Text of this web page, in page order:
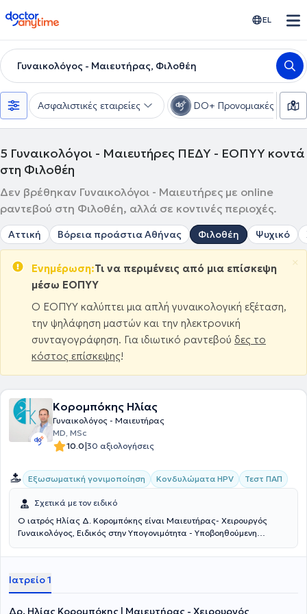
doctoranytime EL
Γυναικολόγος - Μαιευτήρας, Φιλοθέη
Ασφαλιστικές εταιρείες DO+ Προνομιακές τιμές
5 Γυναικολόγοι - Μαιευτήρες ΠΕΔΥ - ΕΟΠΥΥ κοντά
στη Φιλοθέη
Δεν βρέθηκαν Γυναικολόγοι - Μαιευτήρες με online
ραντεβού στη Φιλοθέη, αλλά σε κοντινές περιοχές.
Αττική Βόρεια προάστια Αθήνας Φιλοθέη Ψυχικό
Ενημέρωση:Τι να περιμένεις από μια επίσκεψη
μέσω ΕΟΠΥΥ
Ο ΕΟΠΥΥ καλύπτει μια απλή γυναικολογική εξέταση,
την ψηλάφηση μαστών και την ηλεκτρονική
συνταγογράφηση. Για ιδιωτικό ραντεβού δες το
κόστος επίσκεψης!
×
Κορομπόκης Ηλίας
Γυναικολόγος - Μαιευτήρας
MD, MSc
10.0|30 αξιολογήσεις
Εξωσωματική γονιμοποίηση Κονδυλώματα HPV Τεστ ΠΑΠ
Σχετικά με τον ειδικό
Ο ιατρός Ηλίας Δ. Κορομπόκης είναι Μαιευτήρας- Χειρουργός
Γυναικολόγος, Ειδικός στην Υπογονιμότητα - Υποβοηθούμενη
πτυχιούχος της Ιατρικής Σχολής του Πανεπιστήμιου της Ρώμης
μεταπτυχιακές σπουδές στα MSc in “Research in Female
Reproduction” και MSc in Infertility-Assisted Reproduction
Techniques του ΕΚΠΑ και υποψήφιος Διδάκτωρ. Μετά την
Ιατρείο 1
Δρ. Ηλίας Κορομπόκης | Μαιευτήρας - Χειρουργός